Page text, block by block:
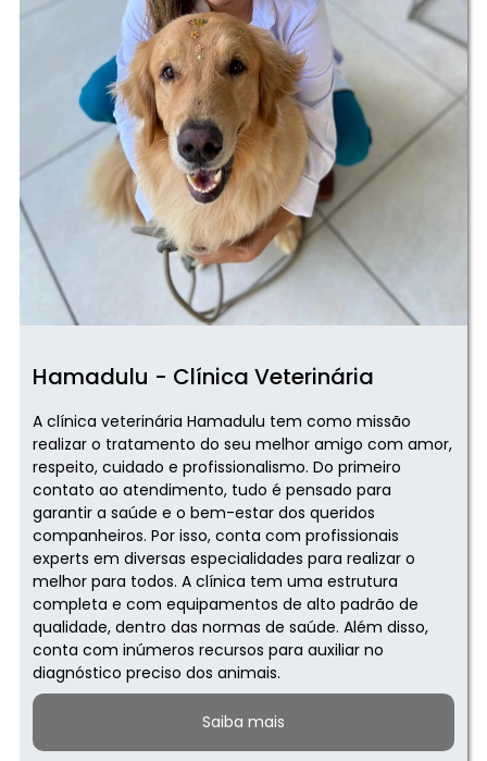
Hamadulu - Clínica Veterinária
A clínica veterinária Hamadulu tem como missão
realizar o tratamento do seu melhor amigo com amor,
respeito, cuidado e profissionalismo. Do primeiro
contato ao atendimento, tudo é pensado para
garantir a saúde e o bem-estar dos queridos
companheiros. Por isso, conta com profissionais
experts em diversas especialidades para realizar o
melhor para todos. A clínica tem uma estrutura
completa e com equipamentos de alto padrão de
qualidade, dentro das normas de saúde. Além disso,
conta com inúmeros recursos para auxiliar no
diagnóstico preciso dos animais.
Saiba mais